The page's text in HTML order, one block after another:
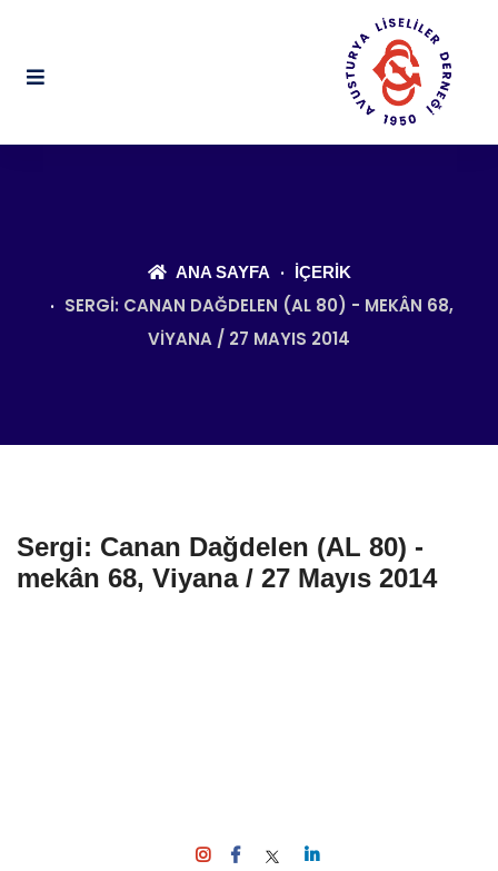
ANA SAYFA İÇERIK
SERGI: CANAN DAĞDELEN (AL 80) - MEKÂN 68,
VIYANA / 27 MAYIS 2014
Sergi: Canan Dağdelen (AL 80) -
mekân 68, Viyana / 27 Mayıs 2014